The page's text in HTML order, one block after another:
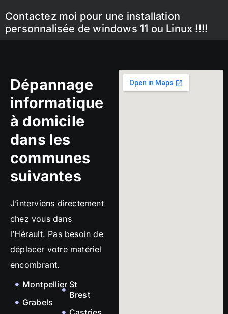
Contactez moi pour une installation
personnalisée de windows 11 ou Linux !!!!
Dépannage
informatique
à domicile
dans les
communes
suivantes
J’interviens directement
chez vous dans
l’Hérault. Pas besoin de
déplacer votre matériel
encombrant.
Montpellier
Grabels
St
Brest